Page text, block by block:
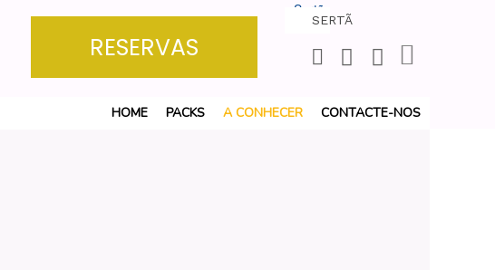
HOME PACKS A CONHECER CONTACTE-NOS
RESERVAS
Sertã
27°C
SERTÃ